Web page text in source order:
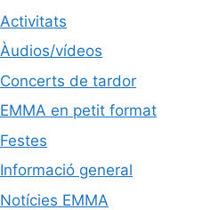
Activitats
Àudios/vídeos
Concerts de tardor
EMMA en petit format
Festes
Informació general
Notícies EMMA